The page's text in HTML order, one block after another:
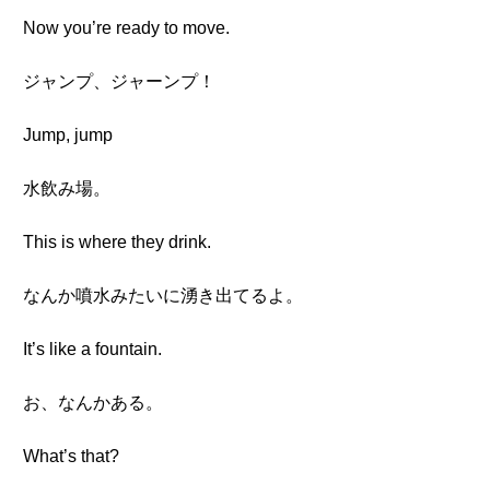
Now you’re ready to move.
ジャンプ、ジャーンプ！
Jump, jump
水飲み場。
This is where they drink.
なんか噴水みたいに湧き出てるよ。
It’s like a fountain.
お、なんかある。
What’s that?